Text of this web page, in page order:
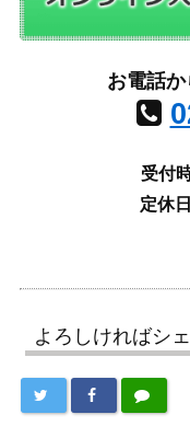
お電話
受付
定休
よろしければシ